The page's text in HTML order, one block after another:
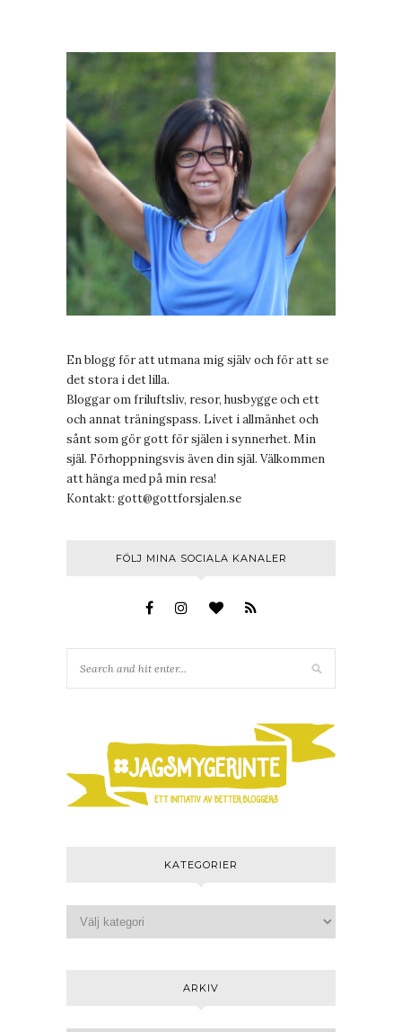
En blogg för att utmana mig själv och för att se
det stora i det lilla.
Bloggar om friluftsliv, resor, husbygge och ett
och annat träningspass. Livet i allmänhet och
sånt som gör gott för själen i synnerhet. Min
själ. Förhoppningsvis även din själ. Välkommen
att hänga med på min resa!
Kontakt: gott@gottforsjalen.se
FÖLJ MINA SOCIALA KANALER
KATEGORIER
ARKIV